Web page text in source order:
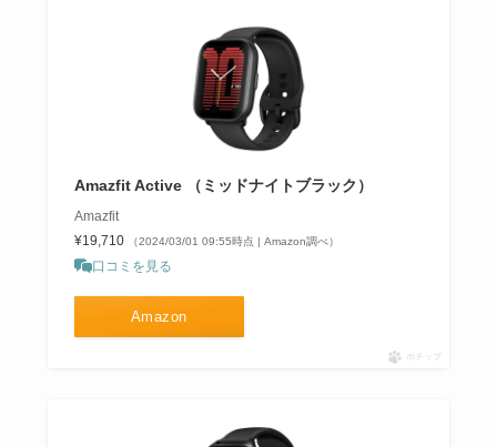
Amazfit Active （ミッドナイトブラック）
Amazfit
¥19,710
（2024/03/01 09:55時点 | Amazon調べ）
口コミを見る
Amazon
ポチップ